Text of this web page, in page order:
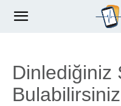
Dinlediğiniz
Bulabilirsiniz